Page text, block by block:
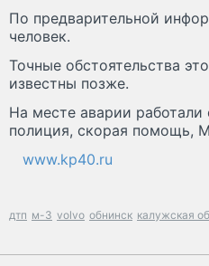
По предварительной
человек.
Точные обстоятельства
известны позже.
На месте аварии
полиция, скорая помощь,
www.kp40.ru
дтп м-3 volvo обнинск калужская